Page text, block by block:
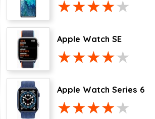
Apple Watch SE
Apple Watch Series 6